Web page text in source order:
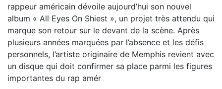
rappeur américain dévoile aujourd’hui son nouvel
album « All Eyes On Shiest », un projet très attendu qui
marque son retour sur le devant de la scène. Après
plusieurs années marquées par l’absence et les défis
personnels, l’artiste originaire de Memphis revient avec
un disque qui doit confirmer sa place parmi les figures
importantes du rap amér